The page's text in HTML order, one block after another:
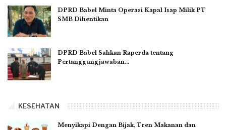
DPRD Babel Minta Operasi Kapal Isap Milik PT
SMB Dihentikan
DPRD Babel Sahkan Raperda tentang
Pertanggungjawaban…
KESEHATAN
Menyikapi Dengan Bijak, Tren Makanan dan